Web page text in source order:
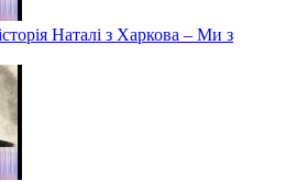
Наталі з Харкова – Ми з